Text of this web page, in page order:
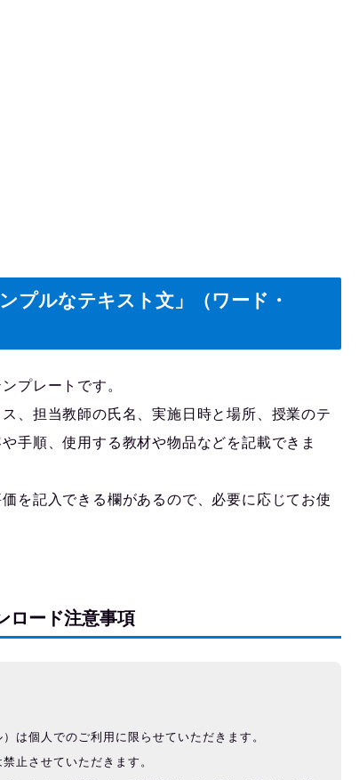
プルなテキスト文」（ワード・
プレートです。
、担当教師の氏名、実施日時と場所、授業のテ
手順、使用する教材や物品などを記載できま
を記入できる欄があるので、必要に応じてお使
ロード注意事項
は個人でのご利用に限らせていただきます。
止させていただきます。